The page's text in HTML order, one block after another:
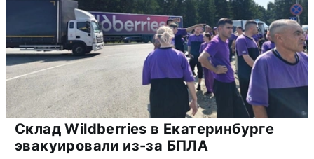
Склад Wildberries в Екатеринбурге
эвакуировали из-за БПЛА